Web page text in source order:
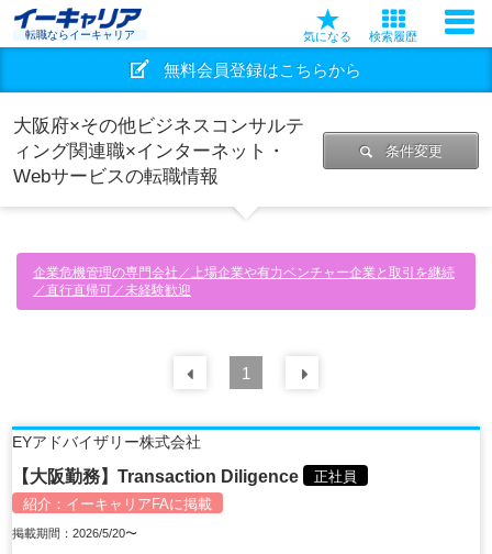
転職ならイーキャリア 気になる 検索履歴
無料会員登録はこちらから
大阪府×その他ビジネスコンサルテ
ィング関連職×インターネット・
Webサービスの転職情報
条件変更
企業危機管理の専門会社／上場企業や有力ベンチャー企業と取引を継続
／直行直帰可／未経験歓迎
前の 件
1
EYアドバイザリー株式会社
【大阪勤務】Transaction Diligence
正社員
紹介： イーキャリアFAに掲載
掲載期間：2026/5/20〜